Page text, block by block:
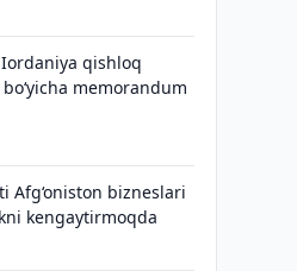
Iordaniya qishloq
memorandum
Afg‘oniston bizneslari
kengaytirmoqda